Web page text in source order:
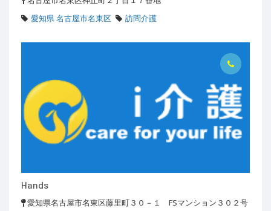
愛知県 名古屋市名東区
訪問介護
Hands
愛知県名古屋市名東区藤里町３０－１ FSマンション３０２号